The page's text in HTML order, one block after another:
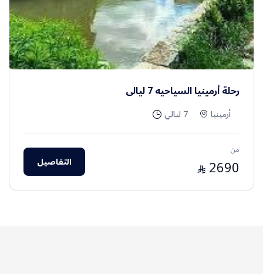
رحلة أرمينيا السياحيه 7 ليالي
أرمينيا 7 ليالي
من
2690
⃁ التفاصيل